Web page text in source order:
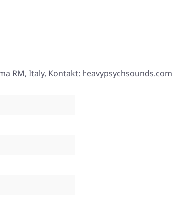
RM, Italy, Kontakt: heavypsychsounds.com